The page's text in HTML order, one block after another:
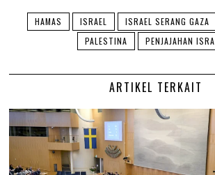
HAMAS ISRAEL ISRAEL SERANG GAZA
PALESTINA
PENJAJAHAN
ARTIKEL TERKAIT